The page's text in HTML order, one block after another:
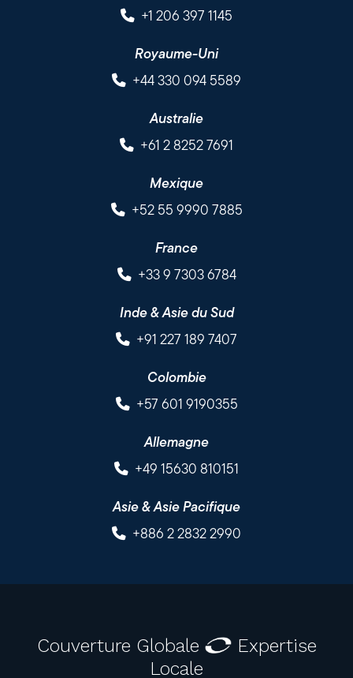
+1 206 397 1145
Royaume-Uni
+44 330 094 5589
Australie
+61 2 8252 7691
Mexique
+52 55 9990 7885
France
+33 9 7303 6784
Inde & Asie du Sud
+91 227 189 7407
Colombie
+57 601 9190355
Allemagne
+49 15630 810151
Asie & Asie Pacifique
+886 2 2832 2990
Couverture Globale
Expertise
Locale